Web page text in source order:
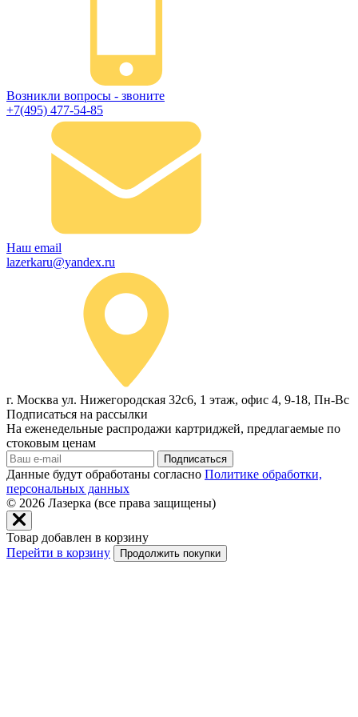
Возникли вопросы - звоните
+7(495) 477-54-85
Наш email
lazerkaru@yandex.ru
г. Москва ул. Нижегородская 32с6, 1 этаж, офис 4, 9-18, Пн-Вс
Подписаться на рассылки
На еженедельные распродажи картриджей, предлагаемые по
стоковым ценам
Подписаться
Данные будут обработаны согласно Политике обработки,
персональных данных
© 2026 Лазерка (все права защищены)
Товар добавлен в корзину
Перейти в корзину
Продолжить покупки